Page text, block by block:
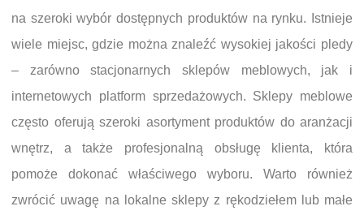
na szeroki wybór dostępnych produktów na rynku. Istnieje
wiele miejsc, gdzie można znaleźć wysokiej jakości pledy
– zarówno stacjonarnych sklepów meblowych, jak i
internetowych platform sprzedażowych. Sklepy meblowe
często oferują szeroki asortyment produktów do aranżacji
wnętrz, a także profesjonalną obsługę klienta, która
pomoże dokonać właściwego wyboru. Warto również
zwrócić uwagę na lokalne sklepy z rękodziełem lub małe